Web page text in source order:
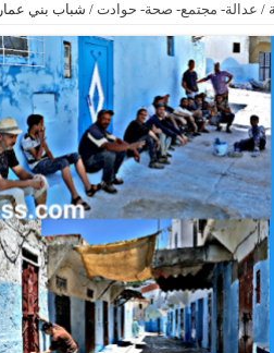
/ عدالة- مجتمع- صحة- حوادت / شباب بني